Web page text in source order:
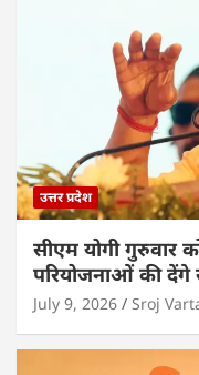
उत्तर प्रदेश
सीएम योगी गुरुवार
परियोजनाओं की देंगे
July 9, 2026 Sroj